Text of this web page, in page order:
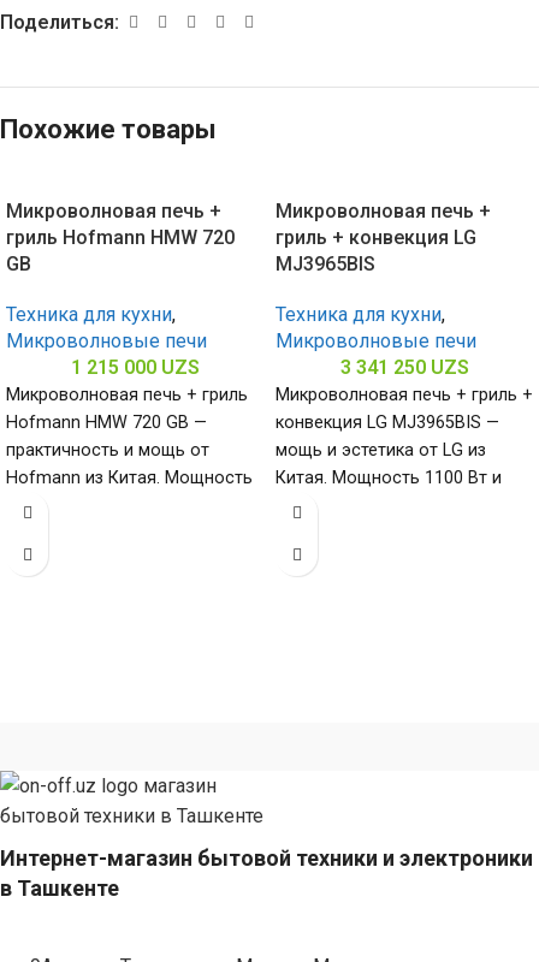
Поделиться:
Похожие товары
Микроволновая печь +
гриль Hofmann HMW 720
GB
Техника для кухни,
Микроволновые печи
1 215 000 UZS
Микроволновая печь + гриль
Hofmann HMW 720 GB —
практичность и мощь от
Hofmann из Китая. Мощность
1000 Вт и
Микроволновая печь +
гриль + конвекция LG
MJ3965BIS
Техника для кухни,
Микроволновые печи
3 341 250 UZS
Микроволновая печь + гриль +
конвекция LG MJ3965BIS —
мощь и эстетика от LG из
Китая. Мощность 1100 Вт и
Интернет-магазин бытовой техники и электроники
в Ташкенте